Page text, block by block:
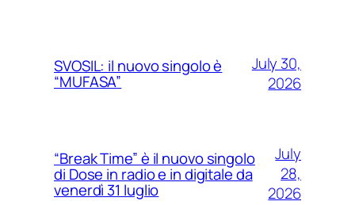
SVOSIL: il nuovo singolo è
“MUFASA”
July 30,
2026
“Break Time” è il nuovo singolo
di Dose in radio e in digitale da
venerdì 31 luglio
July
28,
2026